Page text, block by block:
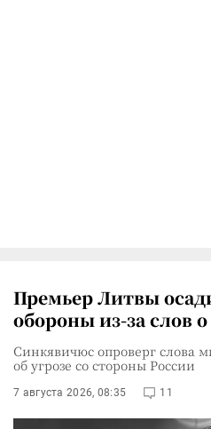
Премьер Литвы
обороны из-за слов
Синкявичюс опроверг слова
об угрозе со стороны России
7 августа 2026, 08:35 11